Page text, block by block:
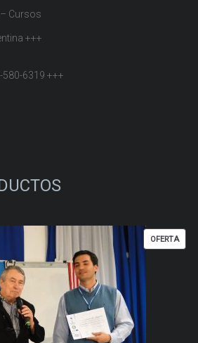
Cursos
+++
580-6319 +++
OFERTA